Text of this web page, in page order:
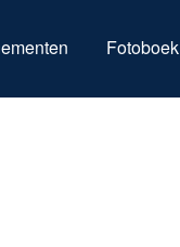
Fotoboek